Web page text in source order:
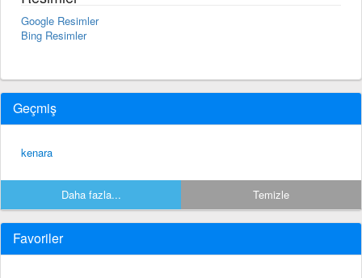
Google Resimler
Bing Resimler
Geçmiş
kenara
Daha fazla... Temizle
Favoriler